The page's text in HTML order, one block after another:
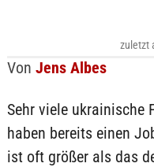
Von Jens Albes
zuletzt
Sehr viele ukrainische
haben bereits einen
ist oft größer als das